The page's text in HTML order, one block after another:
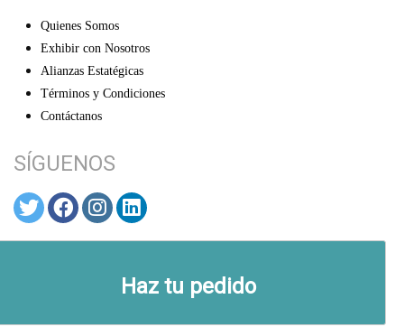
Haz tu pedido
Quienes Somos
Exhibir con Nosotros
Alianzas Estatégicas
Términos y Condiciones
Contáctanos
SÍGUENOS